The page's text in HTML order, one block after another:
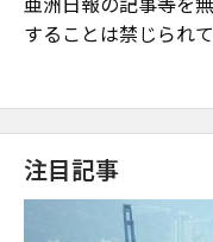
することは禁じられて
注目記事